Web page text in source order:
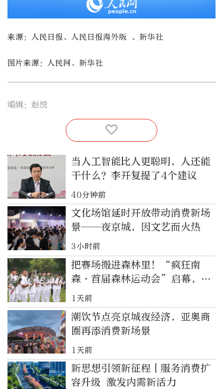
来源：人民日报、人民日报海外版 、新华社
图片来源：人民网、新华社
编辑：赵悦
当人工智能比人更聪明，人还能
干什么？李开复提了4个建议
40分钟前
文化场馆延时开放带动消费新场
景——夜京城，因文艺而火热
3小时前
把赛场搬进森林里！“疯狂南
森・首届森林运动会”启幕，打
造沉浸式森系运动新场景
1天前
潮饮节点亮京城夜经济，亚奥商
圈再添消费新场景
1天前
新思想引领新征程丨服务消费扩
容升级 激发内需新活力